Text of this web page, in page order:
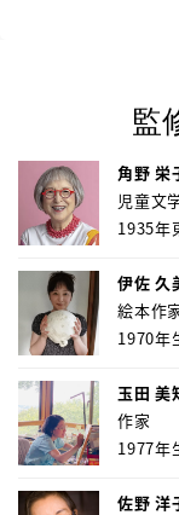
監
角野 栄
児童文
1935年
伊佐 久
絵本作
1970年
玉田 美
作家
1977年
佐野 洋